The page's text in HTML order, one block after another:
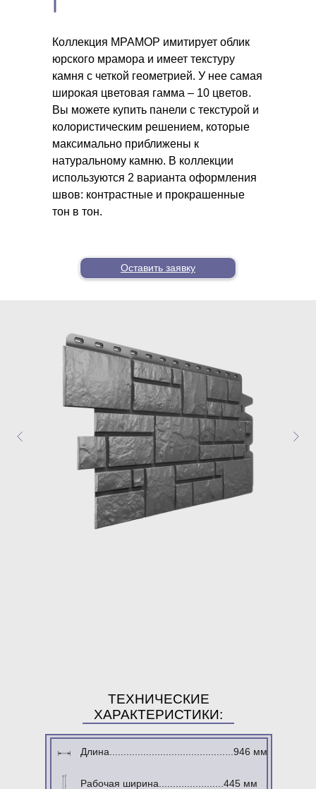
Коллекция МРАМОР имитирует облик
юрского мрамора и имеет текстуру
камня с четкой геометрией. У нее самая
широкая цветовая гамма – 10 цветов.
Вы можете купить панели с текстурой и
колористическим решением, которые
максимально приближены к
натуральному камню. В коллекции
используются 2 варианта оформления
швов: контрастные и прокрашенные
тон в тон.
Оставить заявку
Длина............................................946 мм
Рабочая ширина.......................445 мм
ТЕХНИЧЕСКИЕ
ХАРАКТЕРИСТИКИ: